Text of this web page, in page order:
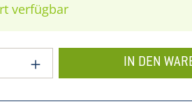
verfügbar
Anzahl: Gib denIN DEN